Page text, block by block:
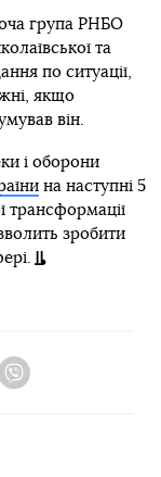
група РНБО
та
по ситуації,
якщо
він.
і оборони
на наступні 5
трансформації
зробити
Viber